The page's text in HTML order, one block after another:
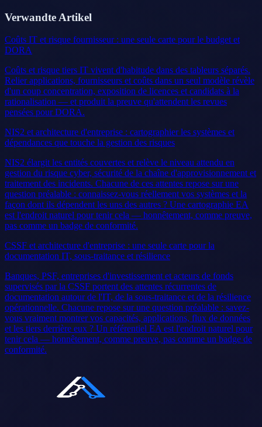
Verwandte Artikel
Coûts IT et risque fournisseur : une seule carte pour le budget et
DORA
Coûts et risque tiers IT vivent d'habitude dans des tableurs séparés.
Relier applications, fournisseurs et coûts dans un seul modèle révèle
d'un coup concentration, exposition de licences et candidats à la
rationalisation — et produit la preuve qu'attendent les revues
pensées pour DORA.
NIS2 et architecture d'entreprise : cartographier les systèmes et
dépendances que touche la gestion des risques
NIS2 élargit les entités couvertes et relève le niveau attendu en
gestion du risque cyber, sécurité de la chaîne d'approvisionnement et
traitement des incidents. Chacune de ces attentes repose sur une
question préalable : connaissez-vous réellement vos systèmes et la
façon dont ils dépendent les uns des autres ? Une cartographie EA
est l'endroit naturel pour tenir cela — honnêtement, comme preuve,
pas comme un badge de conformité.
CSSF et architecture d'entreprise : une seule carte pour la
documentation IT, sous-traitance et résilience
Banques, PSF, entreprises d'investissement et acteurs de fonds
supervisés par la CSSF portent des attentes récurrentes de
documentation autour de l'IT, de la sous-traitance et de la résilience
opérationnelle. Chacune repose sur une question préalable : savez-
vous vraiment montrer vos capacités, applications, flux de données
et les tiers derrière eux ? Un référentiel EA est l'endroit naturel pour
tenir cela — honnêtement, comme preuve, pas comme un badge de
conformité.